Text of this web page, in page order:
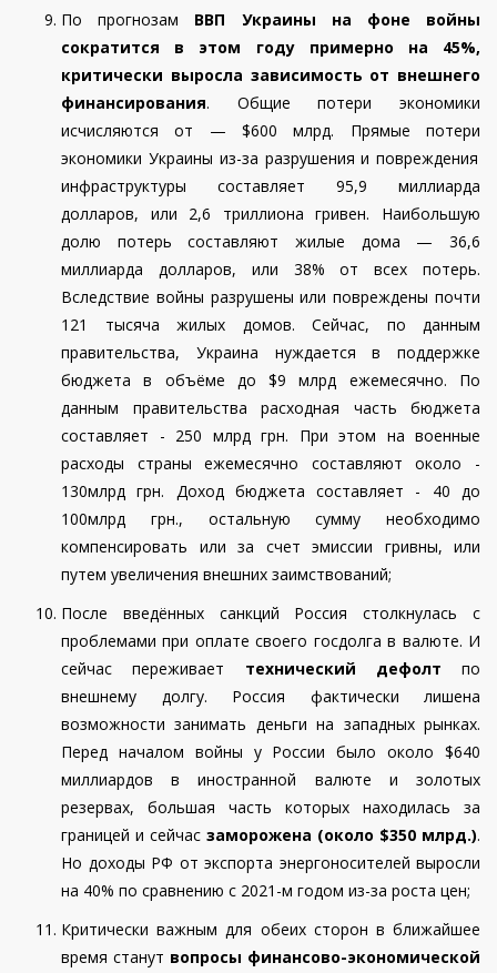
Попрогнозам ВВП Украины на фоне войны
сократится в этом году примерно на 45%,
критически выросла зависимость от внешнего
финансирования. Общие потери экономики
исчисляются от — $600 млрд. Прямые потери
экономики Украины из-за разрушения и повреждения
инфраструктуры составляет 95,9 миллиарда
долларов, или 2,6 триллиона гривен. Наибольшую
долю потерь составляют жилые дома — 36,6
миллиарда долларов, или 38% от всех потерь.
Вследствие войны разрушены или повреждены почти
121 тысяча жилых домов. Сейчас, по данным
правительства, Украина нуждается в поддержке
бюджета в объёме до $9 млрд ежемесячно. По
данным правительства расходная часть бюджета
составляет - 250 млрд грн. При этом на военные
расходы страны ежемесячно составляют около -
130млрд грн. Доход бюджета составляет - 40 до
100млрд грн., остальную сумму необходимо
компенсировать или за счет эмиссии гривны, или
путем увеличения внешних заимствований;
После введённых санкций Россия столкнулась с
проблемами при оплате своего госдолга в валюте. И
сейчас переживает технический дефолт по
внешнему долгу. Россия фактически лишена
возможности занимать деньги на западных рынках.
Перед началом войны у России было около $640
миллиардов в иностранной валюте и золотых
резервах, большая часть которых находилась за
границей и сейчас заморожена (около $350 млрд.).
Но доходы РФ от экспорта энергоносителей выросли
на 40% по сравнению с 2021-м годом из-за роста цен;
Критически важным для обеих сторон в ближайшее
время станут вопросы финансово-экономической